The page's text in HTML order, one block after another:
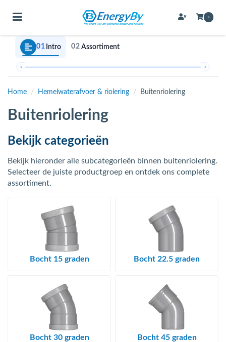
(Bevestigingsmateriaal / schroeven)
(Fittingen)
(Flexibele slangen)
(Gereedschap)
(Hemelwaterafvoer & riolering)
(Circulatiepompen, pompgroepen & verdelers)
(Rookkanalen)
(Sanitair)
(Verwarming, kachels & ketels)
Toggle navigation -
01 Intro 02 Assortiment
< >
Home / Hemelwaterafvoer & riolering / Buitenriolering
Buitenriolering
Bekijk categorieën
Bekijk hieronder alle subcategorieën binnen buitenriolering.
Selecteer de juiste productgroep en ontdek ons complete
assortiment.
Bocht 15 graden Bocht 22.5 graden
Bocht 30 graden Bocht 45 graden